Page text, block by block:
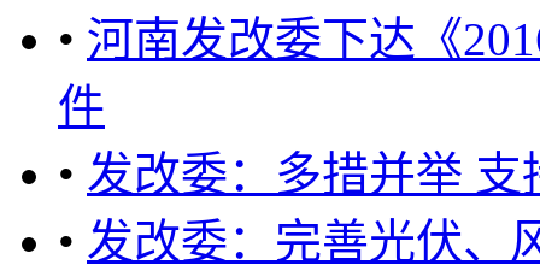
• 河南发改委下达《
件
• 发改委：多措并举
• 发改委：完善光伏、